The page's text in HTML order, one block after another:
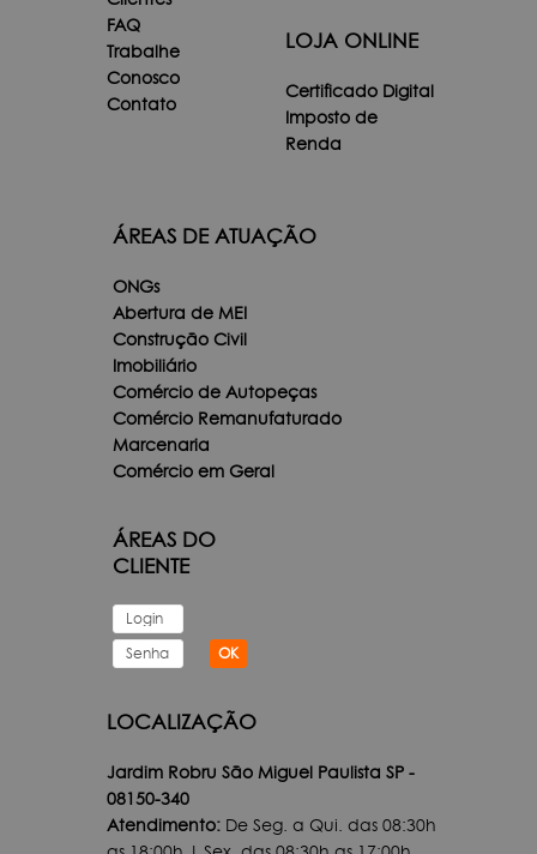
FAQ
Trabalhe
Conosco
Contato
LOJA ONLINE
Certificado Digital
Imposto de
Renda
ÁREAS DE ATUAÇÃO
ONGs
Abertura de MEI
Construção Civil
Imobiliário
Comércio de Autopeças
Comércio Remanufaturado
Marcenaria
Comércio em Geral
ÁREAS DO
CLIENTE
OK
LOCALIZAÇÃO
Jardim Robru São Miguel Paulista SP -
08150-340
Atendimento: De Seg. a Qui. das 08:30h